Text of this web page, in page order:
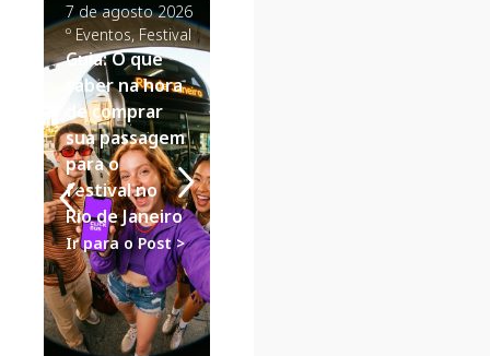
7 de agosto 2026
ºEventos,Festival
Guia: O que
saber na hora
de comprar
sua passagem
para o
festival no
Rio de Janeiro
Ir para o Post >